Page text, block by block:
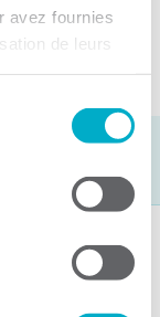
avez fournies
de leurs